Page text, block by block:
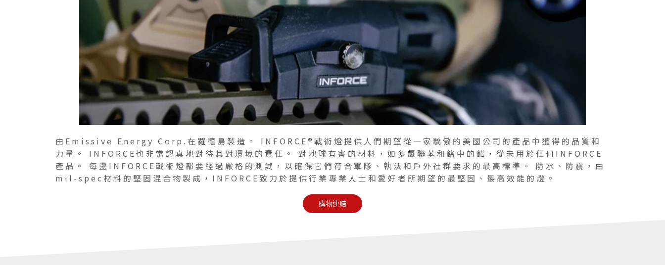
由Emissive Energy Corp.在羅德島製造。 INFORCE®戰術燈提供人們期望從一家驕傲的美國公司的產品中獲得的品質和
力量。 INFORCE也非常認真地對待其對環境的責任。 對地球有害的材料，如多氯聯苯和鉻中的鉛，從未用於任何INFORCE
產品。 每盏INFORCE戰術燈都要經過嚴格的測試，以確保它們符合軍隊、執法和戶外社群要求的最高標準。 防水、防震，由
mil-spec材料的堅固混合物製成，INFORCE致力於提供行業專業人士和愛好者所期望的最堅固、最高效能的燈。
購物連結